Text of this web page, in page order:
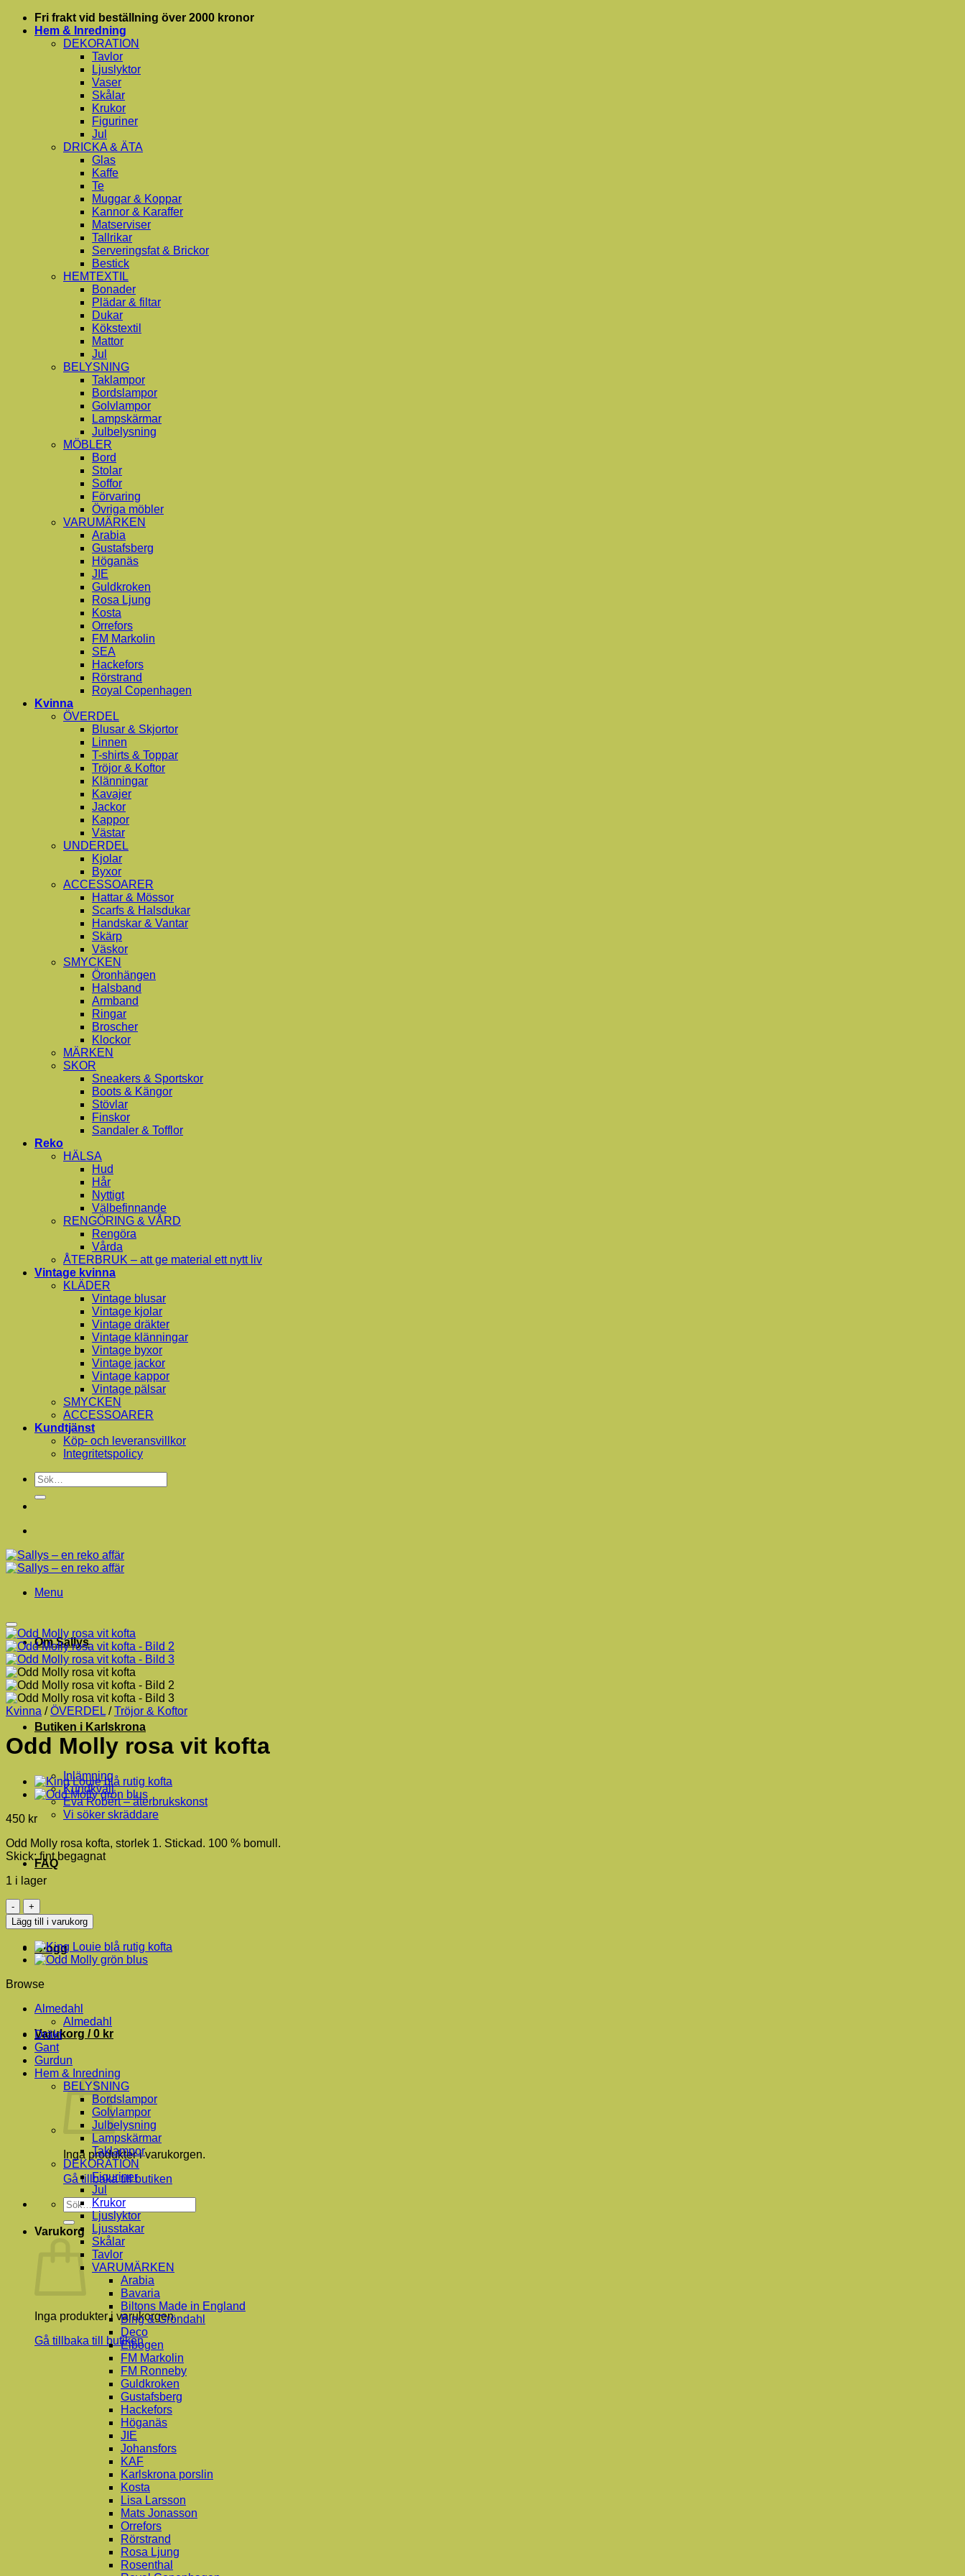
Skip
Fri frakt vid beställning över 2000 kronor
Hem & Inredning
DEKORATION
Tavlor
Ljuslyktor
Vaser
Skålar
Krukor
Figuriner
Jul
DRICKA & ÄTA
Glas
Kaffe
Te
Muggar & Koppar
Kannor & Karaffer
Matserviser
Tallrikar
Serveringsfat & Brickor
Bestick
HEMTEXTIL
Bonader
Plädar & filtar
Dukar
Kökstextil
Mattor
Jul
BELYSNING
Taklampor
Bordslampor
Golvlampor
Lampskärmar
Julbelysning
MÖBLER
Bord
Stolar
Soffor
Förvaring
Övriga möbler
VARUMÄRKEN
Arabia
Gustafsberg
Höganäs
JIE
Guldkroken
Rosa Ljung
Kosta
Orrefors
FM Markolin
SEA
Hackefors
Rörstrand
Royal Copenhagen
Kvinna
ÖVERDEL
Blusar & Skjortor
Linnen
T-shirts & Toppar
Tröjor & Koftor
Klänningar
Kavajer
Jackor
Kappor
Västar
UNDERDEL
Kjolar
Byxor
ACCESSOARER
Hattar & Mössor
Scarfs & Halsdukar
Handskar & Vantar
Skärp
Väskor
SMYCKEN
Öronhängen
Halsband
Armband
Ringar
Broscher
Klockor
MÄRKEN
SKOR
Sneakers & Sportskor
Boots & Kängor
Stövlar
Finskor
Sandaler & Tofflor
Reko
HÄLSA
Hud
Hår
Nyttigt
Välbefinnande
RENGÖRING & VÅRD
Rengöra
Vårda
ÅTERBRUK – att ge material ett nytt liv
Vintage kvinna
KLÄDER
Vintage blusar
Vintage kjolar
Vintage dräkter
Vintage klänningar
Vintage byxor
Vintage jackor
Vintage kappor
Vintage pälsar
SMYCKEN
ACCESSOARER
Kundtjänst
Köp- och leveransvillkor
Integritetspolicy
Sök
efter:
Menu
Om Sallys
Butiken i Karlskrona
Inlämning
Kundkväll
Eva Robèrt – återbrukskonst
Vi söker skräddare
FAQ
Blogg
Varukorg /0 kr
Inga produkter i varukorgen.
Gå tillbaka till butiken
Sök
efter:
Varukorg
Inga produkter i varukorgen.
Gå tillbaka till butiken
Kvinna / ÖVERDEL / Tröjor & Koftor
Odd Molly rosa vit kofta
450 kr
Odd Molly rosa kofta, storlek 1. Stickad. 100 % bomull.
Skick: fint begagnat
1 i lager
Odd
Molly
rosa
vit
kofta
mängd
Lägg till i varukorg
Browse
Almedahl
Almedahl
Dräkt
Gant
Gurdun
Hem & Inredning
BELYSNING
Bordslampor
Golvlampor
Julbelysning
Lampskärmar
Taklampor
DEKORATION
Figuriner
Jul
Krukor
Ljuslyktor
Ljusstakar
Skålar
Tavlor
VARUMÄRKEN
Arabia
Bavaria
Biltons Made in England
Bing & Gröndahl
Deco
Elbogen
FM Markolin
FM Ronneby
Guldkroken
Gustafsberg
Hackefors
Höganäs
JIE
Johansfors
KAF
Karlskrona porslin
Kosta
Lisa Larsson
Mats Jonasson
Orrefors
Rörstrand
Rosa Ljung
Rosenthal